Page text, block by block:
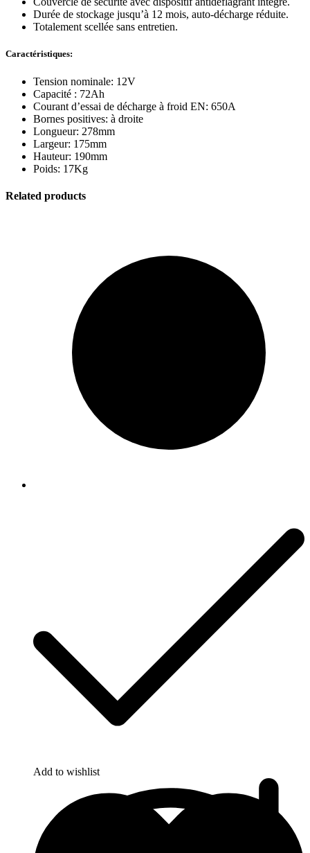
Durée de stockage jusqu’à 12 mois, auto-décharge réduite.
Totalement scellée sans entretien.
Caractéristiques:
Tension nominale: 12V
Capacité : 72Ah
Courant d’essai de décharge à froid EN: 650A
Bornes positives: à droite
Longueur: 278mm
Largeur: 175mm
Hauteur: 190mm
Poids: 17Kg
Related products
Add to wishlist